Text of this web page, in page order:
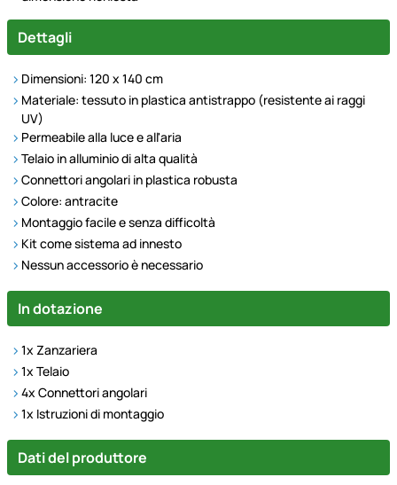
Dettagli
Dimensioni: 120 x 140 cm
Materiale: tessuto in plastica antistrappo (resistente ai raggi
UV)
Permeabile alla luce e all'aria
Telaio in alluminio di alta qualità
Connettori angolari in plastica robusta
Colore: antracite
Montaggio facile e senza difficoltà
Kit come sistema ad innesto
Nessun accessorio è necessario
In dotazione
1x Zanzariera
1x Telaio
4x Connettori angolari
1x Istruzioni di montaggio
Dati del produttore